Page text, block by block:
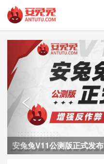
安兔兔V11公测版正式发布

Previous